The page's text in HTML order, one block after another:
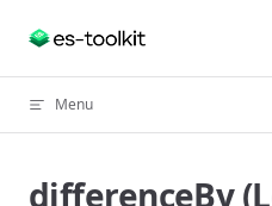
Skip to content
Menu
differenceBy